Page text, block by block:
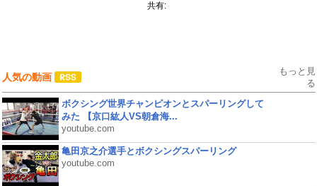
共有:
人気の動画
もっと見
る
ボクシング世界チャンピオンとスパーリングして
みた 【京口紘人VS朝倉海...
youtube.com
亀田京之介選手とボクシングスパーリング
youtube.com